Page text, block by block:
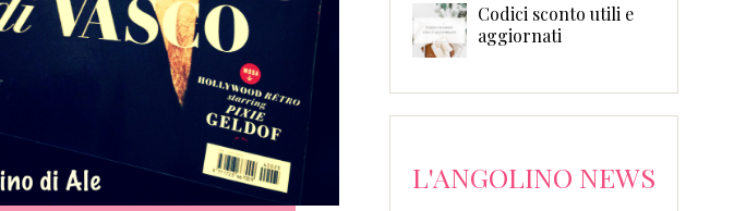
Codici sconto utili e
aggiornati
L'ANGOLINO NEWS